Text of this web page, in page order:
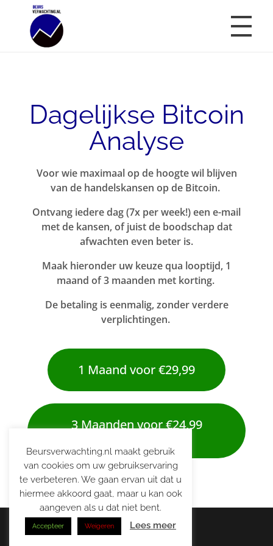
Dagelijkse Bitcoin
Analyse
Voor wie maximaal op de hoogte wil blijven
van de handelskansen op de Bitcoin.
Ontvang iedere dag (7x per week!) een e-mail
met de kansen, of juist de boodschap dat
afwachten even beter is.
Maak hieronder uw keuze qua looptijd, 1
maand of 3 maanden met korting.
De betaling is eenmalig, zonder verdere
verplichtingen.
1 Maand voor €29,99
3 Maanden voor €24,99
© 2026 | Beursverwachting.nl |
Beursverwachting.nl maakt gebruik
van cookies om uw gebruikservaring
te verbeteren. We gaan ervan uit dat u
hiermee akkoord gaat, maar u kan ook
aangeven als u dat niet bent.
Accepteer Weigeren Lees meer